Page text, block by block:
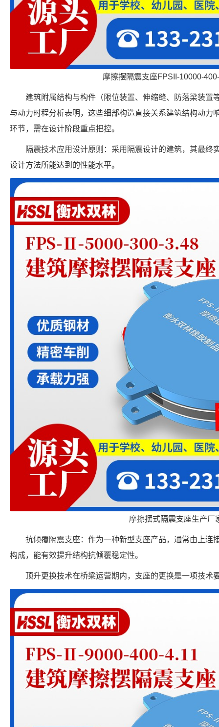
摩擦摆隔震支座FPSII-10000-
建筑附属结构与构件（限位装置、伸缩缝、防落梁装置
与动力时程分析表明，这些细部构造直接关系建筑结构动力
环节，需在设计阶段重点把控。
隔震技术应用设计原则：采用隔震设计的建筑，其最终
设计方法所能达到的性能水平。
摩擦摆式隔震支座生产厂
抗倾覆隔震支座：作为一种新型支座产品，通常由上连
构成，能有效提升结构抗倾覆稳定性。
顶升更换技术在桥梁运营期内，支座的更换是一项技术